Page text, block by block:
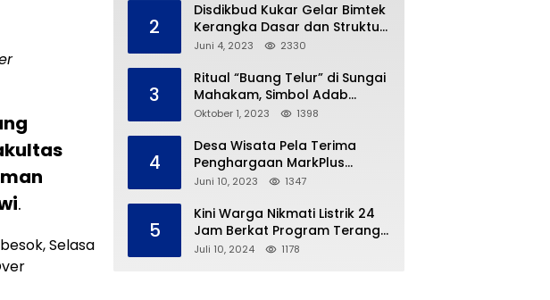
.
Selasa
2
Disdikbud Kukar Gelar Bimtek
Kerangka Dasar dan Struktur
Kurikulum Merdeka
Juni 4, 2023 2330
3
Ritual “Buang Telur” di Sungai
Mahakam, Simbol Adab
Tradisi Ngulur Naga
Oktober 1, 2023 1398
4
Desa Wisata Pela Terima
Penghargaan MarkPlus
Tourism
Juni 10, 2023 1347
5
Kini Warga Nikmati Listrik 24
Jam Berkat Program Terang
Kampung Ku
Juli 10, 2024 1178